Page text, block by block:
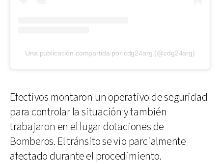
Una publicación compartida por cdg24arg (@cdg24arg)
Efectivos montaron un operativo de seguridad
para controlar la situación y también
trabajaron en el lugar dotaciones de
Bomberos. El tránsito se vio parcialmente
afectado durante el procedimiento.